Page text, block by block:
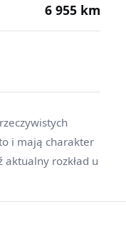
6 955 km
i mają charakter
rozkład u